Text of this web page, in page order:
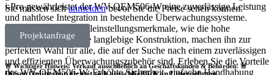
i-Pro gewährleistet der WV-QEM506-W eine zuverlässige Leistung
und nahtlose Integration in bestehende Überwachungssysteme.
Seine einzigartigen Alleinstellungsmerkmale, wie die hohe
Kompatibilität und die langlebige Konstruktion, machen ihn zur
perfekten Wahl für alle, die auf der Suche nach einem zuverlässigen
und effizienten Überwachungszubehör sind. Erleben Sie die Vorteile
des WV-QEM506-W: Erhöhte Sicherheit, einfache Handhabung
Sie müssen sichanmeldenbevor Sie die Preise sehen können.
Projektanfrage
🚨 Wichtiger Hinweis: Verkauf ausschließlich an Geschäftskunden & Behörden! 🚨